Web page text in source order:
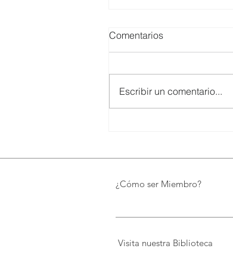
preserva el patrimonio y
Comentarios
Escribir un comentario...
¿Cómo ser Miembro?
Visita nuestra Biblioteca